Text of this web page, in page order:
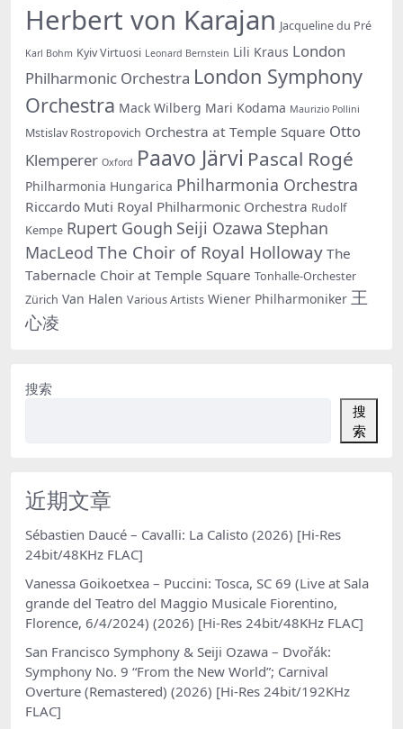
Herbert von Karajan Jacqueline du Pré
Karl Bohm Kyiv Virtuosi Leonard Bernstein Lili Kraus London
Philharmonic Orchestra London Symphony
Orchestra Mack Wilberg Mari Kodama Maurizio Pollini
Mstislav Rostropovich Orchestra at Temple Square Otto
Klemperer Oxford Paavo Järvi Pascal Rogé
Philharmonia Hungarica Philharmonia Orchestra
Riccardo Muti Royal Philharmonic Orchestra Rudolf
Kempe Rupert Gough Seiji Ozawa Stephan
MacLeod The Choir of Royal Holloway The
Tabernacle Choir at Temple Square Tonhalle-Orchester
Zürich Van Halen Various Artists Wiener Philharmoniker 王
心凌
搜索
搜
索
近期文章
Sébastien Daucé – Cavalli: La Calisto (2026) [Hi-Res
24bit/48KHz FLAC]
Vanessa Goikoetxea – Puccini: Tosca, SC 69 (Live at Sala
grande del Teatro del Maggio Musicale Fiorentino,
Florence, 6/4/2024) (2026) [Hi-Res 24bit/48KHz FLAC]
San Francisco Symphony & Seiji Ozawa – Dvořák:
Symphony No. 9 “From the New World”; Carnival
Overture (Remastered) (2026) [Hi-Res 24bit/192KHz
FLAC]